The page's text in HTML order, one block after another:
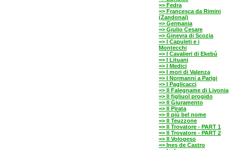
=> Fedra
=> Francesca da Rimini
(Zandonai)
=> Germania
=> Giulio Cesare
=> Ginevra di Scozia
=> I Capuleti e i
Montecchi
=> I Cavalieri di Ekebú
=> I Lituani
=> I Medici
=> I mori di Valenza
=> I Normanni a Parigi
=> I Paglicacci
=> Il Falegname di Livonia
=> Il figliuol progido
=> Il Giuramento
=> Il Pirata
=> Il più bel nome
=> Il Teuzzone
=> Il Trovatore - PART 1
=> Il Trovatore - PART 2
=> Il Vologeso
=> Ines de Castro